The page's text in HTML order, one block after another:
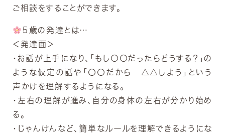
ご相談をすることができます。
５歳の発達とは…
＜発達面＞
・お話が上手になり、「もし〇〇だったらどうする？」の
ような仮定の話や「〇〇だから △△しよう」という
声かけを理解するようになる。
・左右の理解が進み、自分の身体の左右が分かり始め
る。
・じゃんけんなど、簡単なルールを理解できるようにな